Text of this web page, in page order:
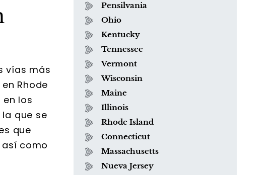
vías más
Rhode
los
que se
que
como
Pensilvania
Ohio
Kentucky
Tennessee
Vermont
Wisconsin
Maine
Illinois
Rhode Island
Connecticut
Massachusetts
Nueva Jersey